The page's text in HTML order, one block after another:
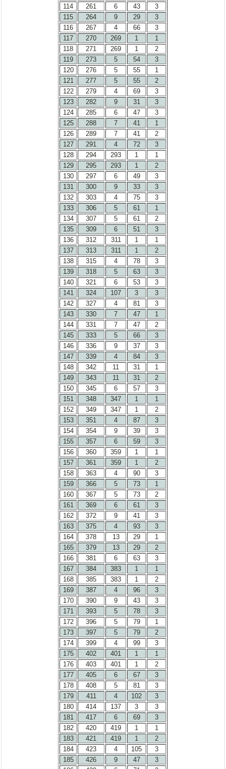
114
261 6 43
3
115
264 9 29
3
116
267 4 66
3
117
270 269 1
1
118
271 269 1
2
119
273 5 54
3
120
276 5 55
1
121
277 5 55
2
122
279 4 69
3
123
282 9 31
3
124
285 6 47
3
125
288 7 41
1
126
289 7 41
2
127
291 4 72
3
128
294 293 1
1
129
295 293 1
2
130
297 6 49
3
131
300 9 33
3
132
303 4 75
3
133
306 5 61
1
134
307 5 61
2
135
309 6 51
3
136
312 311 1
1
137
313 311 1
2
138
315 4 78
3
139
318 5 63
3
140
321 6 53
3
141
324 107 3
3
142
327 4 81
3
143
330 7 47
1
144
331 7 47
2
145
333 5 66
3
146
336 9 37
3
147
339 4 84
3
148
342 11 31
1
149
343 11 31
2
150
345 6 57
3
151
348 347 1
1
152
349 347 1
2
153
351 4 87
3
154
354 9 39
3
155
357 6 59
3
156
360 359 1
1
157
361 359 1
2
158
363 4 90
3
159
366 5 73
1
160
367 5 73
2
161
369 6 61
3
162
372 9 41
3
163
375 4 93
3
164
378 13 29
1
165
379 13 29
2
166
381 6 63
3
167
384 383 1
1
168
385 383 1
2
169
387 4 96
3
170
390 9 43
3
171
393 5 78
3
172
396 5 79
1
173
397 5 79
2
174
399 4 99
3
175
402 401 1
1
176
403 401 1
2
177
405 6 67
3
178
408 5 81
3
179
411 4 102
3
180
414 137 3
3
181
417 6 69
3
182
420 419 1
1
183
421 419 1
2
184
423 4 105
3
185
426 9 47
3